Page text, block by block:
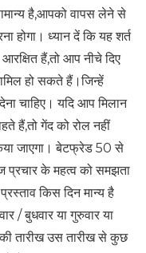
है,आपको वापस लेने से
ध्यान दें कि यह शर्त
हैं,तो आप नीचे दिए
हो सकते हैं।जिन्हें
चाहिए। यदि आप मिलान
हैं,तो गेंद को रोल नहीं
जाएगा। बेटफ्रेड 50 से
प्रचार के महत्व को समझता
किस दिन मान्य है
/ बुधवार या गुरुवार या
तारीख उस तारीख से कुछ